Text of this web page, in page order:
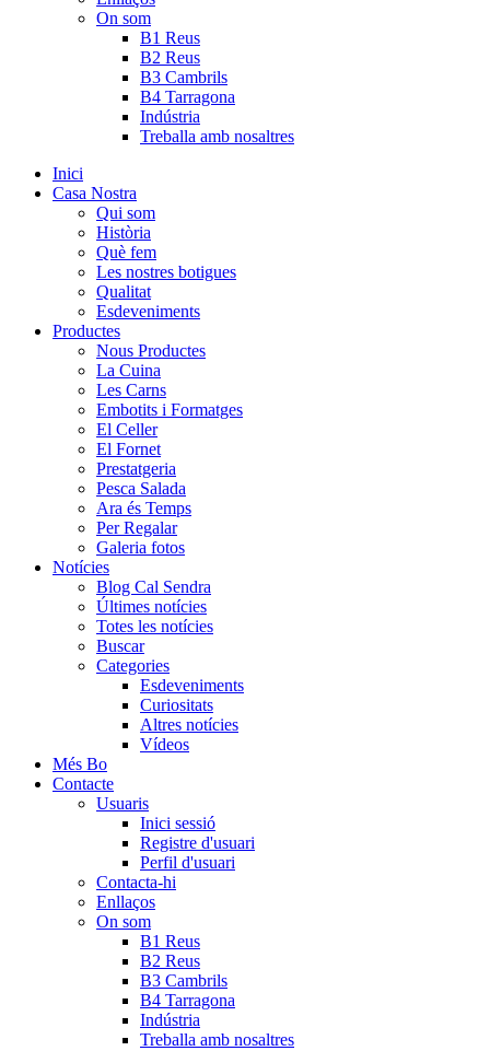
On som
B1 Reus
B2 Reus
B3 Cambrils
B4 Tarragona
Indústria
Treballa amb nosaltres
Inici
Casa Nostra
Qui som
Història
Què fem
Les nostres botigues
Qualitat
Esdeveniments
Productes
Nous Productes
La Cuina
Les Carns
Embotits i Formatges
El Celler
El Fornet
Prestatgeria
Pesca Salada
Ara és Temps
Per Regalar
Galeria fotos
Notícies
Blog Cal Sendra
Últimes notícies
Totes les notícies
Buscar
Categories
Esdeveniments
Curiositats
Altres notícies
Vídeos
Més Bo
Contacte
Usuaris
Inici sessió
Registre d'usuari
Perfil d'usuari
Contacta-hi
Enllaços
On som
B1 Reus
B2 Reus
B3 Cambrils
B4 Tarragona
Indústria
Treballa amb nosaltres